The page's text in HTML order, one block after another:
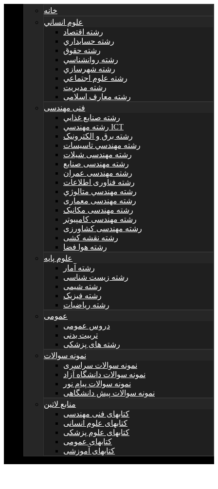
خانه
علوم انساني
رشته اقتصاد
رشته حسابداري
رشته حقوق
رشته روانشناسي
رشته شهرسازي
رشته علوم اجتماعي
رشته مديريت
رشته معارف اسلامی
فنی مهندسی
رشته صنايع غذايي
رشته مهندسي ICT
رشته برق و الکترونيک
رشته مهندسي تاسيسات
رشته مهندسی شیلات
رشته مهندسی صنایع
رشته مهندسی عمران
رشته فناوری اطلاعات
رشته مهندسي متالوژي
رشته مهندسی معماری
رشته مهندسی مکانیک
رشته مهندسی کامپیوتر
رشته مهندسی کشاورزی
رشته نقشه کشی
رشته هوا فضا
علوم پایه
رشته آمار
رشته زیست شناسی
رشته شیمی
رشته فیزیک
رشته ریاضیات
عمومی
دروس عمومی
تربیت بدنی
رشته های پزشکی
نمونه سوالات
نمونه سوالات سراسری
نمونه سوالات دانشگاه آزاد
نمونه سوالات پیام نور
نمونه سوالات پیش دانشگاهی
منابع لاتین
کتابهای فنی مهندسی
کتابهای علوم انسانی
کتابهای علوم پزشکی
کتابهای عمومی
کتابهای آموزشی